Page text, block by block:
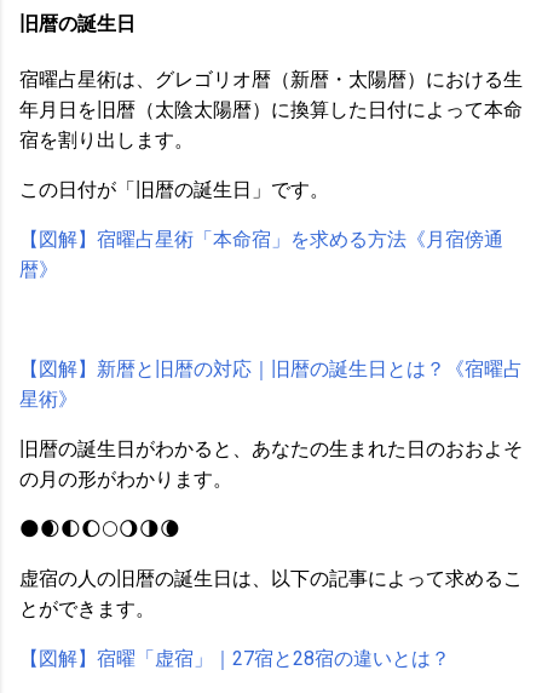
旧暦の誕生日
宿曜占星術は、グレゴリオ暦（新暦・太陽暦）における生
年月日を旧暦（太陰太陽暦）に換算した日付によって本命
宿を割り出します。
この日付が「旧暦の誕生日」です。
【図解】宿曜占星術「本命宿」を求める方法《月宿傍通
暦》
【図解】新暦と旧暦の対応｜旧暦の誕生日とは？《宿曜占
星術》
旧暦の誕生日がわかると、あなたの生まれた日のおおよそ
の月の形がわかります。
🌑🌒🌓🌔🌕🌖🌗🌘
虚宿の人の旧暦の誕生日は、以下の記事によって求めるこ
とができます。
【図解】宿曜「虚宿」｜27宿と28宿の違いとは？